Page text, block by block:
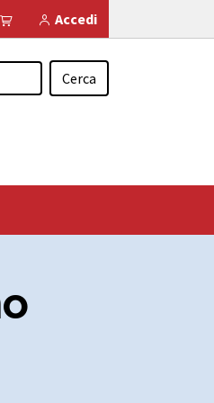
Accedi
Il tuo carrello è vuoto
Cerca